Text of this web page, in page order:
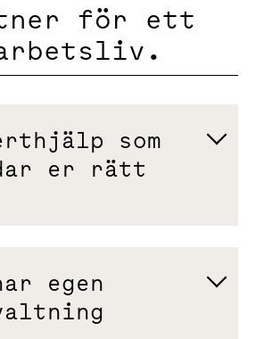
för ett
som
er rätt
egen